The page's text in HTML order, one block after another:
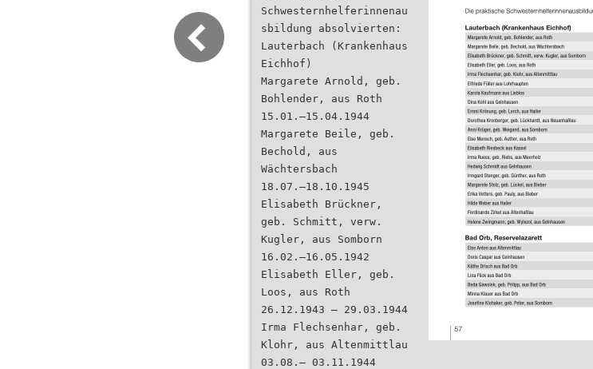
Schwesternhelferinnenau
sbildung absolvierten:
Lauterbach (Krankenhaus
Eichhof)
Margarete Arnold, geb.
Bohlender, aus Roth
15.01.–15.04.1944
Margarete Beile, geb.
Bechold, aus
Wächtersbach
18.07.–18.10.1945
Elisabeth Brückner,
geb. Schmitt, verw.
Kugler, aus Somborn
16.02.–16.05.1942
Elisabeth Eller, geb.
Loos, aus Roth
26.12.1943 – 29.03.1944
Irma Flechsenhar, geb.
Klohr, aus Altenmittlau
03.08.– 03.11.1944